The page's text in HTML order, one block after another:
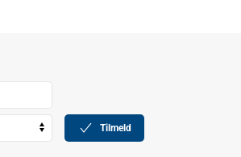
Tilmeld